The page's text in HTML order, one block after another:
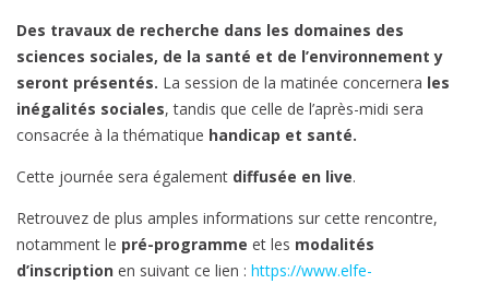
Des travaux de recherche dans les domaines des
sciences sociales, de la santé et de l’environnement y
seront présentés. La session de la matinée concernera les
inégalités sociales, tandis que celle de l’après-midi sera
consacrée à la thématique handicap et santé.
Cette journée sera également diffusée en live.
Retrouvez de plus amples informations sur cette rencontre,
notamment le pré-programme et les modalités
d’inscription en suivant ce lien : https://www.elfe-